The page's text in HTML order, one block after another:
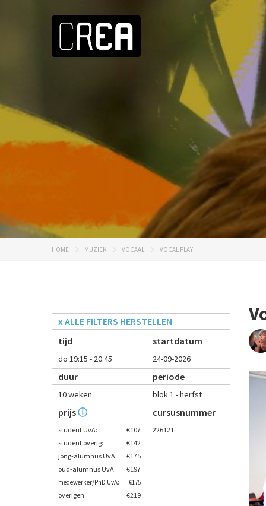
HOME MUZIEK VOCAAL VOCAL PLAY
x ALLE FILTERS HERSTELLEN
tijd
startdatum
do 19:15 - 20:45 24-09-2026
duur periode
10 weken blok 1 - herfst
prijsⓘ cursusnummer
student UvA:
€107
student overig:
€142
jong-alumnus UvA:
€175
oud-alumnus UvA:
€197
medewerker/PhD UvA: €175
overigen: €219
226121